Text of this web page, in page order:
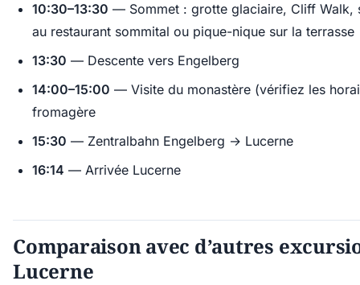
10:30–13:30 — Sommet : grotte glaciaire, Cliff Walk,
au restaurant sommital ou pique-nique sur la terrasse
13:30 — Descente vers Engelberg
14:00–15:00 — Visite du monastère (vérifiez les
fromagère
15:30 — Zentralbahn Engelberg → Lucerne
16:14 — Arrivée Lucerne
Comparaison avec d’autres
Lucerne